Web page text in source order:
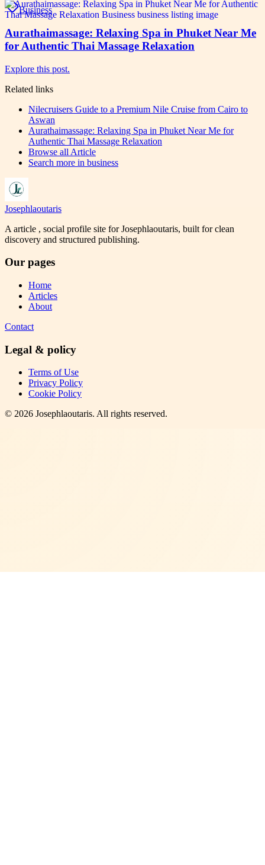
Business
Aurathaimassage: Relaxing Spa in Phuket Near Me
for Authentic Thai Massage Relaxation
Explore this post.
Related links
Nilecruisers Guide to a Premium Nile Cruise from Cairo to
Aswan
Aurathaimassage: Relaxing Spa in Phuket Near Me for
Authentic Thai Massage Relaxation
Browse all Article
Search more in business
Josephlaoutaris
A article , social profile site for Josephlaoutaris, built for clean
discovery and structured publishing.
Our pages
Home
Articles
About
Contact
Legal & policy
Terms of Use
Privacy Policy
Cookie Policy
© 2026 Josephlaoutaris. All rights reserved.